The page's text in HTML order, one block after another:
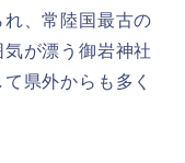
、常陸国最古の
が漂う御岩神社
て県外からも多く